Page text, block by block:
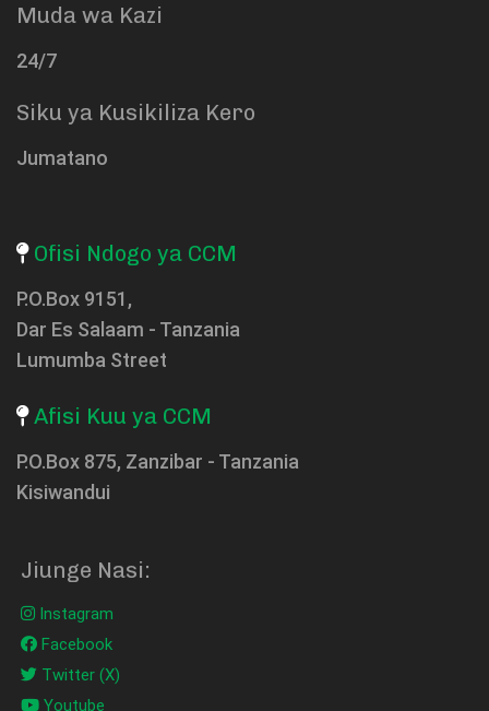
Muda wa Kazi
24/7
Siku ya Kusikiliza Kero
Jumatano
Ofisi Ndogo ya CCM
P.O.Box 9151,
Dar Es Salaam - Tanzania
Lumumba Street
Afisi Kuu ya CCM
P.O.Box 875, Zanzibar - Tanzania
Kisiwandui
Jiunge Nasi:
Instagram
Facebook
Twitter (X)
Youtube